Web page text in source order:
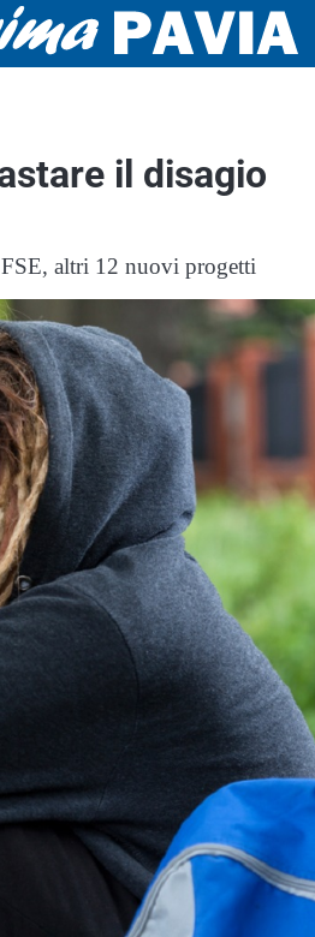
il disagio
altri 12 nuovi progetti